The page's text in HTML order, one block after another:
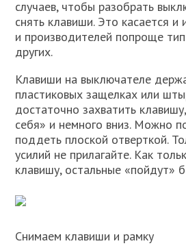
случаев, чтобы разобрать
снять клавиши. Это касается и
и производителей попроще
других.
Клавиши на выключателе
пластиковых защелках или
достаточно захватить
себя» и немного вниз. Можно
поддеть плоской отверткой.
усилий не прилагайте. Как
клавишу, остальные «пойдут»
Снимаем клавиши и рамку